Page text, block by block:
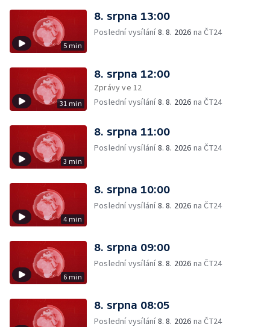
5 min
8. srpna 13:00
Poslední vysílání8. 8. 2026 na ČT24
31 min
8. srpna 12:00
Zprávy ve 12
Poslední vysílání8. 8. 2026 na ČT24
3 min
8. srpna 11:00
Poslední vysílání8. 8. 2026 na ČT24
4 min
8. srpna 10:00
Poslední vysílání8. 8. 2026 na ČT24
6 min
8. srpna 09:00
Poslední vysílání8. 8. 2026 na ČT24
8. srpna 08:05
Poslední vysílání8. 8. 2026 na ČT24